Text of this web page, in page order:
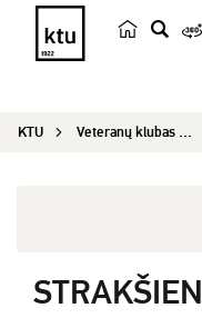
e
KTU Veteranų klubas „Emeritus“